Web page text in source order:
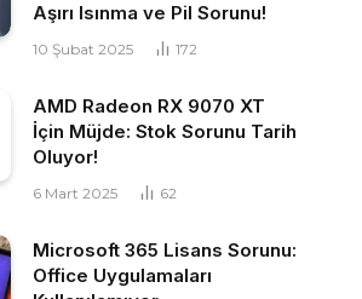
Aşırı Isınma ve Pil Sorunu!
10 Şubat 2025 172
AMD Radeon RX 9070 XT
İçin Müjde: Stok Sorunu Tarih
Oluyor!
6 Mart 2025 62
Microsoft 365 Lisans Sorunu:
Office Uygulamaları